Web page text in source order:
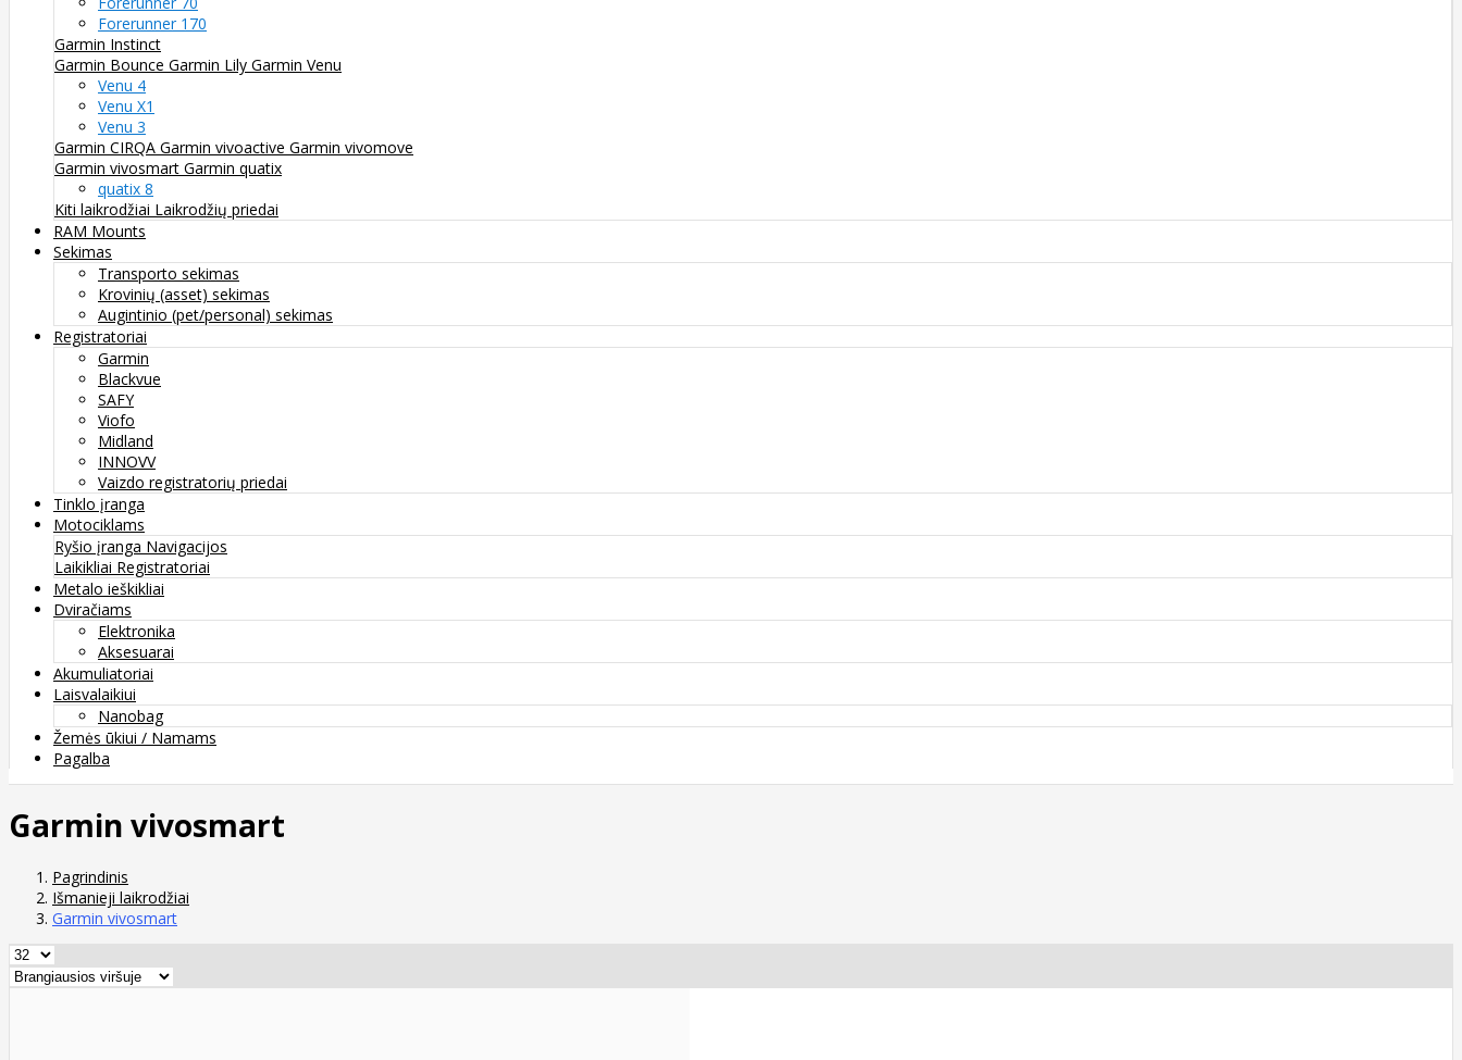
Forerunner 170
Garmin Instinct
Garmin Bounce Garmin Lily Garmin Venu
Venu 4
Venu X1
Venu 3
Garmin CIRQA Garmin vivoactive Garmin vivomove
Garmin vivosmart Garmin quatix
quatix 8
Kiti laikrodžiai Laikrodžių priedai
RAM Mounts
Sekimas
Transporto sekimas
Krovinių (asset) sekimas
Augintinio (pet/personal) sekimas
Registratoriai
Garmin
Blackvue
SAFY
Viofo
Midland
INNOVV
Vaizdo registratorių priedai
Tinklo įranga
Motociklams
Ryšio įranga Navigacijos
Laikikliai Registratoriai
Metalo ieškikliai
Dviračiams
Elektronika
Aksesuarai
Akumuliatoriai
Laisvalaikiui
Nanobag
Žemės ūkiui / Namams
Pagalba
Garmin vivosmart
Pagrindinis
Išmanieji laikrodžiai
Garmin vivosmart